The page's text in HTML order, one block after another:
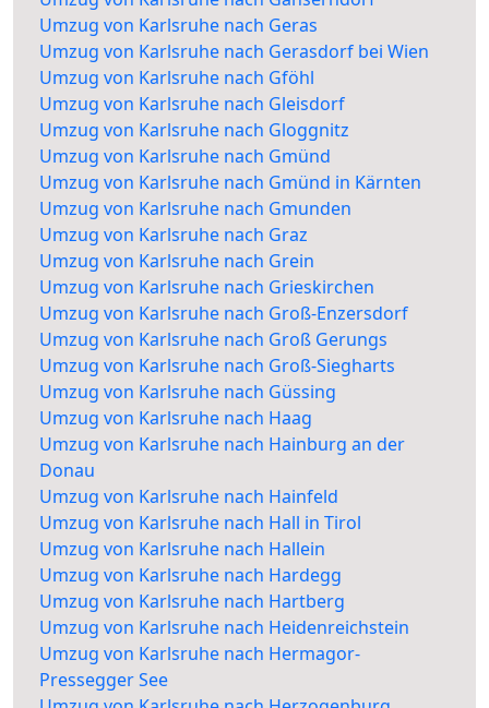
Umzug von Karlsruhe nach Geras
Umzug von Karlsruhe nach Gerasdorf bei Wien
Umzug von Karlsruhe nach Gföhl
Umzug von Karlsruhe nach Gleisdorf
Umzug von Karlsruhe nach Gloggnitz
Umzug von Karlsruhe nach Gmünd
Umzug von Karlsruhe nach Gmünd in Kärnten
Umzug von Karlsruhe nach Gmunden
Umzug von Karlsruhe nach Graz
Umzug von Karlsruhe nach Grein
Umzug von Karlsruhe nach Grieskirchen
Umzug von Karlsruhe nach Groß-Enzersdorf
Umzug von Karlsruhe nach Groß Gerungs
Umzug von Karlsruhe nach Groß-Siegharts
Umzug von Karlsruhe nach Güssing
Umzug von Karlsruhe nach Haag
Umzug von Karlsruhe nach Hainburg an der
Donau
Umzug von Karlsruhe nach Hainfeld
Umzug von Karlsruhe nach Hall in Tirol
Umzug von Karlsruhe nach Hallein
Umzug von Karlsruhe nach Hardegg
Umzug von Karlsruhe nach Hartberg
Umzug von Karlsruhe nach Heidenreichstein
Umzug von Karlsruhe nach Hermagor-
Pressegger See